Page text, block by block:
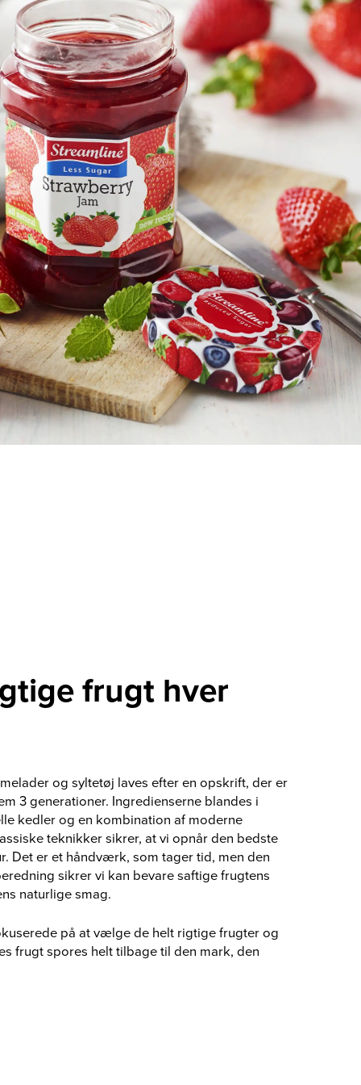
frugt hver
og syltetøj laves efter en opskrift, der er
3 generationer. Ingredienserne blandes i
kedler og en kombination af moderne
teknikker sikrer, at vi opnår den bedste
Det er et håndværk, som tager tid, men den
sikrer vi kan bevare saftige frugtens
naturlige smag.
på at vælge de helt rigtige frugter og
frugt spores helt tilbage til den mark, den